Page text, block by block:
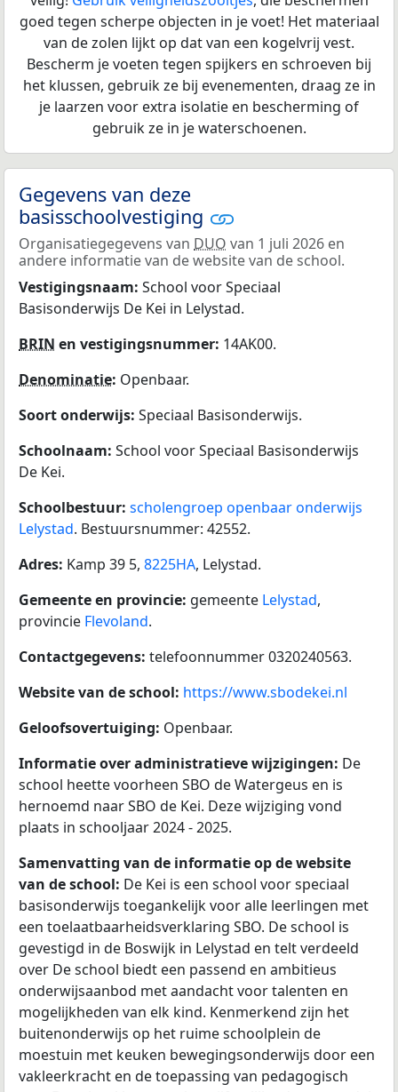
goed tegen scherpe objecten in je voet! Het materiaal
van de zolen lijkt op dat van een kogelvrij vest.
Bescherm je voeten tegen spijkers en schroeven bij
het klussen, gebruik ze bij evenementen, draag ze in
je laarzen voor extra isolatie en bescherming of
gebruik ze in je waterschoenen.
Gegevens van deze
basisschoolvestiging
Organisatiegegevens van DUO van 1 juli 2026 en
andere informatie van de website van de school.
Vestigingsnaam: School voor Speciaal
Basisonderwijs De Kei in Lelystad.
BRIN en vestigingsnummer: 14AK00.
Denominatie: Openbaar.
Soort onderwijs: Speciaal Basisonderwijs.
Schoolnaam: School voor Speciaal Basisonderwijs
De Kei.
Schoolbestuur: scholengroep openbaar onderwijs
Lelystad. Bestuursnummer: 42552.
Adres: Kamp 39 5, 8225HA, Lelystad.
Gemeente en provincie: gemeente Lelystad,
provincie Flevoland.
Contactgegevens: telefoonnummer 0320240563.
Website van de school: https://www.sbodekei.nl
Geloofsovertuiging: Openbaar.
Informatie over administratieve wijzigingen: De
school heette voorheen SBO de Watergeus en is
hernoemd naar SBO de Kei. Deze wijziging vond
plaats in schooljaar 2024 - 2025.
Samenvatting van de informatie op de website
van de school: De Kei is een school voor speciaal
basisonderwijs toegankelijk voor alle leerlingen met
een toelaatbaarheidsverklaring SBO. De school is
gevestigd in de Boswijk in Lelystad en telt verdeeld
over De school biedt een passend en ambitieus
onderwijsaanbod met aandacht voor talenten en
mogelijkheden van elk kind. Kenmerkend zijn het
buitenonderwijs op het ruime schoolplein de
moestuin met keuken bewegingsonderwijs door een
vakleerkracht en de toepassing van pedagogisch